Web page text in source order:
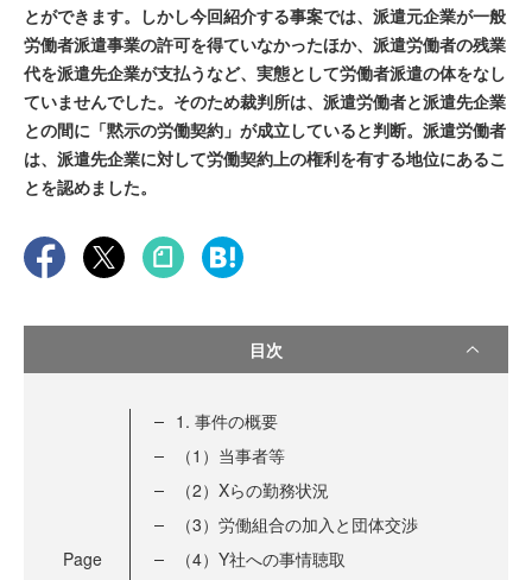
とができます。しかし今回紹介する事案では、派遣元企業が一般
労働者派遣事業の許可を得ていなかったほか、派遣労働者の残業
代を派遣先企業が支払うなど、実態として労働者派遣の体をなし
ていませんでした。そのため裁判所は、派遣労働者と派遣先企業
との間に「黙示の労働契約」が成立していると判断。派遣労働者
は、派遣先企業に対して労働契約上の権利を有する地位にあるこ
とを認めました。
目次
Page
1. 事件の概要
（1）当事者等
（2）Xらの勤務状況
（3）労働組合の加入と団体交渉
（4）Y社への事情聴取